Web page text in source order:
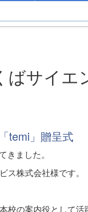
サイエ
temi」贈呈式
きました。
ス株式会社様です。
の案内役として活